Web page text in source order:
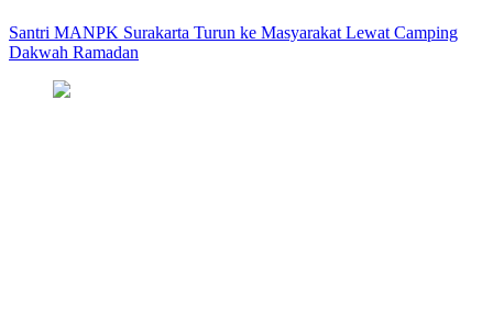
Santri MANPK Surakarta Turun ke Masyarakat Lewat Camping
Dakwah Ramadan